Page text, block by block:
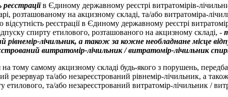
в Єдиному державному реєстрі витратомірів-
розташованому на акцизному складі, та/або витратоміра-
відсутність реєстрації в Єдиному державному реєстрі
спирту етилового, розташованого на акцизному складі, -
рівнемір-лічильник, а також за кожне необладнане місце
витратомір-лічильник / витратомір-лічильник
тому самому акцизному складі будь-якого з порушень,
резервуар та/або незареєстрований рівнемір-лічильник, а
етилового, та/або незареєстрований витратомір-лічильник /